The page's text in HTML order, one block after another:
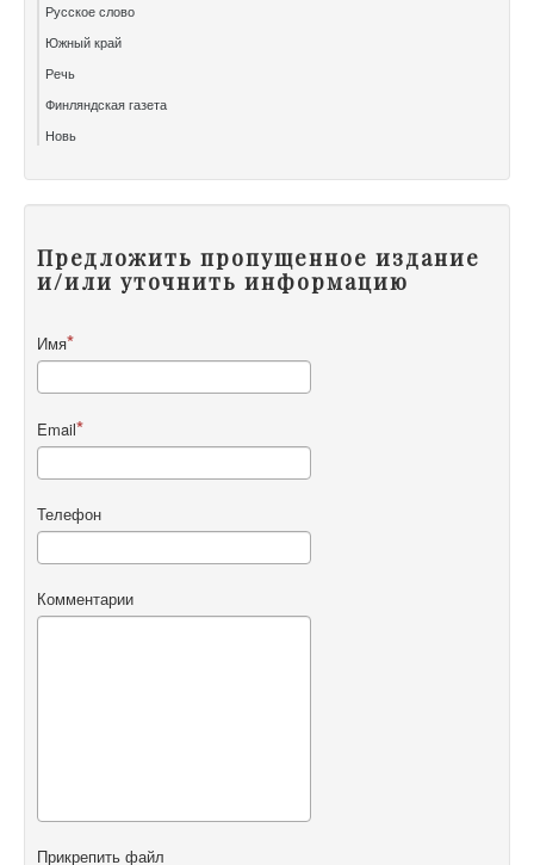
Русское слово
Южный край
Речь
Финляндская газета
Новь
Предложить пропущенное издание
и/или уточнить информацию
Имя
Email
Телефон
Комментарии
Прикрепить файл